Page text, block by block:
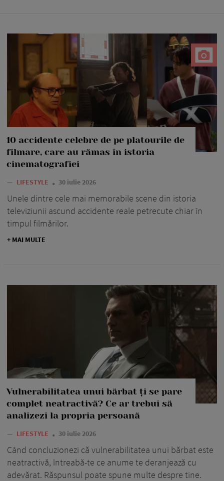
10 accidente celebre de pe platourile de
filmare, care au rămas în istoria
cinematografiei
— LIFESTYLE 30 iulie 2026
Unele dintre cele mai memorabile scene din istoria
televiziunii ascund accidente reale petrecute chiar în
timpul filmărilor.
+ MAI MULTE
Vulnerabilitatea unui bărbat ți se pare
complet neatractivă? Ce ar trebui să
analizezi la propria persoană
— LIFESTYLE 30 iulie 2026
Când concluzionezi că vulnerabilitatea unui bărbat este
neatractivă, întreabă-te ce anume te deranjează cu
adevărat. Răspunsul poate spune multe despre tine.